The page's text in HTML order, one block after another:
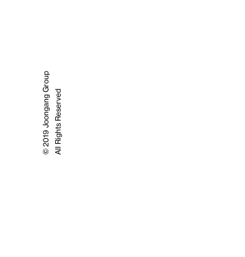
© 2019 Joongang GroupAll Rights Reserved